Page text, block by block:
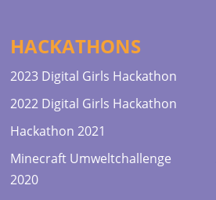
HACKATHONS
2023 Digital Girls Hackathon
2022 Digital Girls Hackathon
Hackathon 2021
Minecraft Umweltchallenge
2020